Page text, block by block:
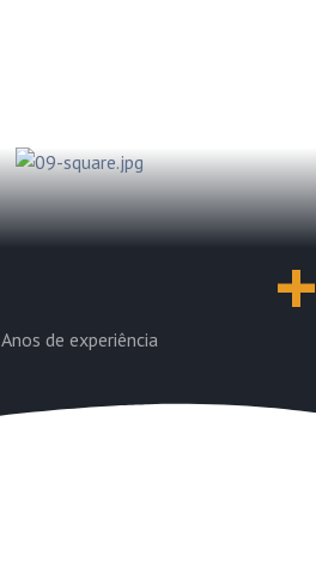
Anos de experiência
+